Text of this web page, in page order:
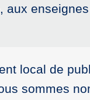
aux
local de
sommes